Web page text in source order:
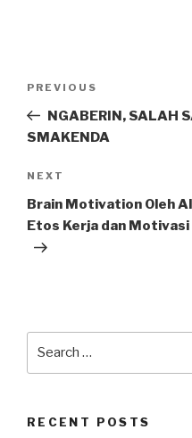
PREVIOUS
NGABERIN, SALAH
SMAKENDA
NEXT
Brain Motivation Oleh
Etos Kerja dan
RECENT POSTS